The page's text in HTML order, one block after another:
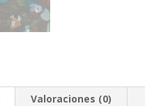
Valoraciones (0)